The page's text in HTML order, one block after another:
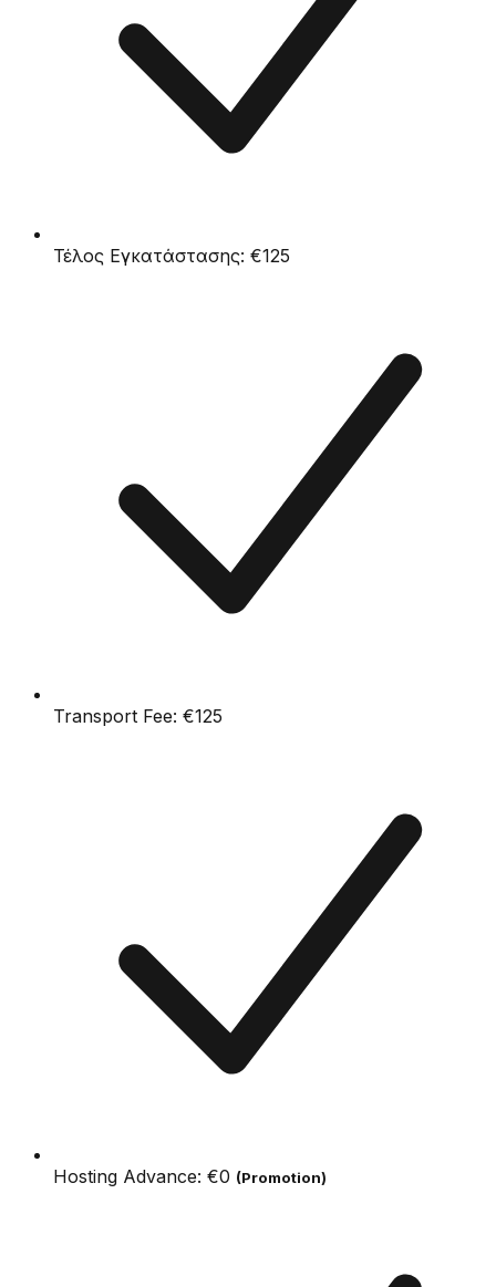
Τέλος Εγκατάστασης: €125
Transport Fee: €125
Hosting Advance: €0 (Promotion)